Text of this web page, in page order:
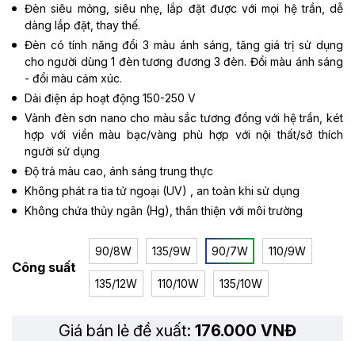
Đèn siêu mỏng, siêu nhẹ, lắp đặt được với mọi hệ trần, dễ
dàng lắp đặt, thay thế.
Đèn có tính năng đổi 3 màu ánh sáng, tăng giá trị sử dụng
cho người dùng 1 đèn tương đương 3 đèn. Đổi màu ánh sáng
- đổi màu cảm xúc.
Dải điện áp hoạt động 150-250 V
Vành đèn sơn nano cho màu sắc tương đồng với hệ trần, két
hợp với viền màu bạc/vàng phù hợp với nội thất/sở thích
người sử dụng
Độ trả màu cao, ánh sáng trung thực
Không phát ra tia tử ngoại (UV) , an toàn khi sử dụng
Không chứa thủy ngân (Hg), thân thiện với môi trường
Công suất
90/8W 135/9W 90/7W 110/9W
135/12W 110/10W 135/10W
Giá bán lẻ đề xuất: 176.000 VNĐ